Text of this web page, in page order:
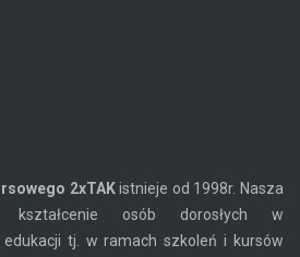
2xTAKistnieje od 1998r. Nasza
kształcenie osób dorosłych w
tj. w ramach szkoleń i kursów